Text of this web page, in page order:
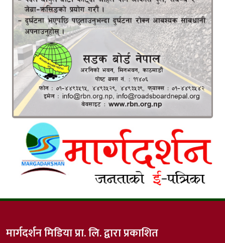
मार्गदर्शन मिडिया प्रा. लि. द्वारा प्रकाशित